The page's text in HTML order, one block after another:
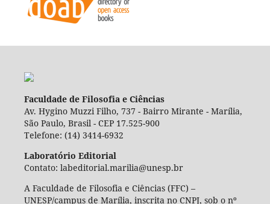
Faculdade de Filosofia e Ciências
Av. Hygino Muzzi Filho, 737 - Bairro Mirante - Marília,
São Paulo, Brasil - CEP 17.525-900
Telefone: (14) 3414-6932
Laboratório Editorial
Contato: labeditorial.marilia@unesp.br
A Faculdade de Filosofia e Ciências (FFC) –
UNESP/campus de Marília, inscrita no CNPJ, sob o nº